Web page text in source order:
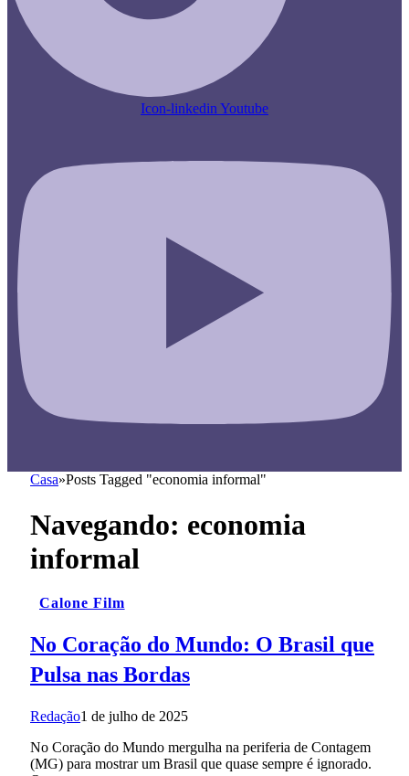
Icon-linkedinYoutube
Casa»Posts Tagged "economia informal"
Navegando: economia
informal
Calone Film
No Coração do Mundo: O Brasil que
Pulsa nas Bordas
Redação1 de julho de 2025
No Coração do Mundo mergulha na periferia de Contagem
(MG) para mostrar um Brasil que quase sempre é ignorado.